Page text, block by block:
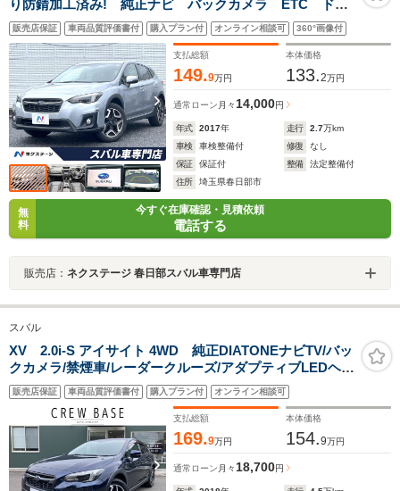
り防錆加工済み! 純正ナビ バックカメラ ETC ドラ
イブレコーダー 純正18インチアルミホイール LEDヘ
ッドライト パワーシート キーレスアクセス プッシ
ュスタート
販売店保証 車両品質評価書付 購入プラン付 オンライン相談可 360°画像付
支払総額
149.9万円
本体価格
133.2万円
通常ローン 月々 14,000円
年式 2017年 走行 2.7万km
車検
車検整備付 修復
なし
保証
保証付 整備
法定整備付
住所
埼玉県春日部市
無
料
今すぐ在庫確認・見積依頼
電話する
販売店： ネクステージ 春日部スバル車専門店
スバル
XV 2.0i-S アイサイト 4WD 純正DIATONEナビTV/バッ
クカメラ/禁煙車/レーダークルーズ/アダプティブLEDヘッ
ドライト/ドライブレコーダー前後/ETC
販売店保証 車両品質評価書付 購入プラン付 オンライン相談可
支払総額
169.9万円
本体価格
154.9万円
通常ローン 月々18,700円